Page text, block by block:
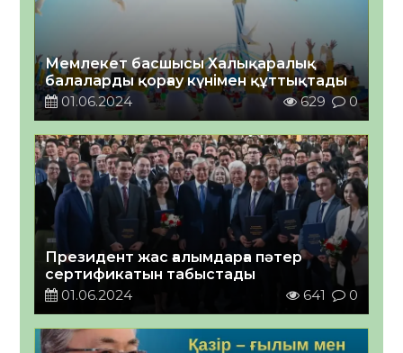
Мемлекет басшысы Халықаралық
балаларды қорғау күнімен құттықтады
01.06.2024
629 0
Президент жас ғалымдарға пәтер
сертификатын табыстады
01.06.2024
641 0